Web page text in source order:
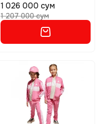
1 026 000 сум
1 207 000 сум